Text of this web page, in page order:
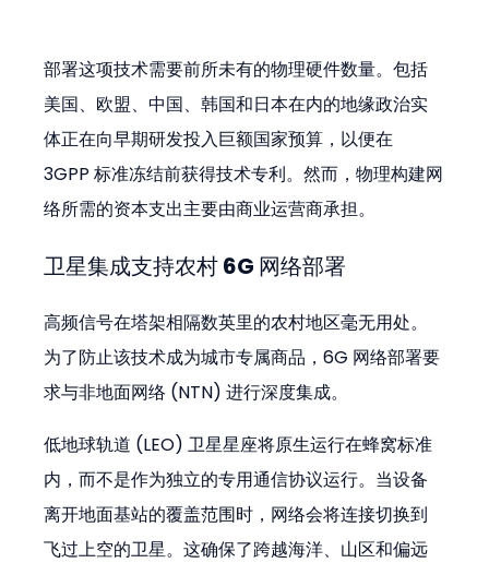
部署这项技术需要前所未有的物理硬件数量。包括
美国、欧盟、中国、韩国和日本在内的地缘政治实
体正在向早期研发投入巨额国家预算，以便在
3GPP 标准冻结前获得技术专利。然而，物理构建网
络所需的资本支出主要由商业运营商承担。
卫星集成支持农村 6G 网络部署
高频信号在塔架相隔数英里的农村地区毫无用处。
为了防止该技术成为城市专属商品，6G 网络部署要
求与非地面网络 (NTN) 进行深度集成。
低地球轨道 (LEO) 卫星星座将原生运行在蜂窝标准
内，而不是作为独立的专用通信协议运行。当设备
离开地面基站的覆盖范围时，网络会将连接切换到
飞过上空的卫星。这确保了跨越海洋、山区和偏远